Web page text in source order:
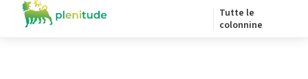
Tutte le
colonnine